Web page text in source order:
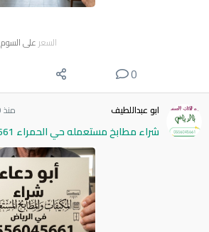
السعر على السوم
0
ابو عبداللطيف منذ 10 ساعات
شراء مطابخ مستعمله حي الحمراء 0556045661